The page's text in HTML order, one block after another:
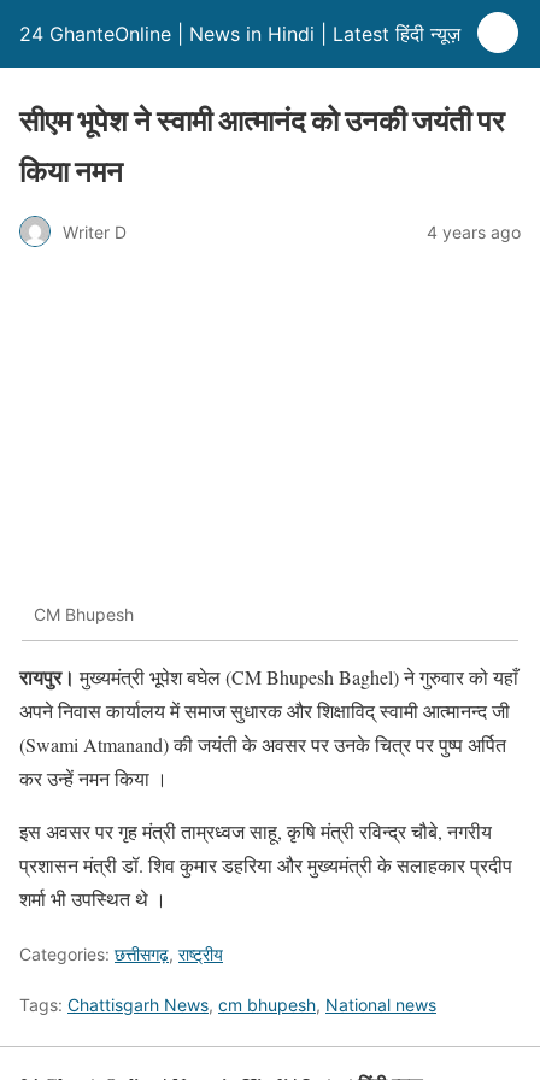
24 GhanteOnline | News in Hindi | Latest हिंदी न्यूज़
सीएम भूपेश ने स्वामी आत्मानंद को उनकी जयंती पर
किया नमन
Writer D 4 years ago
CM Bhupesh
रायपुर। मुख्यमंत्री भूपेश बघेल (CM Bhupesh Baghel) ने गुरुवार को यहाँ
अपने निवास कार्यालय में समाज सुधारक और शिक्षाविद् स्वामी आत्मानन्द जी
(Swami Atmanand) की जयंती के अवसर पर उनके चित्र पर पुष्प अर्पित
कर उन्हें नमन किया ।
इस अवसर पर गृह मंत्री ताम्रध्वज साहू, कृषि मंत्री रविन्द्र चौबे, नगरीय
प्रशासन मंत्री डॉ. शिव कुमार डहरिया और मुख्यमंत्री के सलाहकार प्रदीप
शर्मा भी उपस्थित थे ।
Categories: छत्तीसगढ़, राष्ट्रीय
Tags: Chattisgarh News, cm bhupesh, National news